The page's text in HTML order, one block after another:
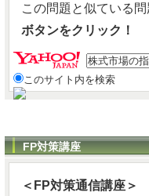
この問題と似ている
ボタンをクリック！
このサイト内を検索
FP対策講座
＜FP対策通信講座＞